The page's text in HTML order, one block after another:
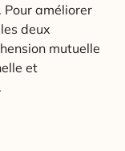
améliorer
deux
mutuelle
et